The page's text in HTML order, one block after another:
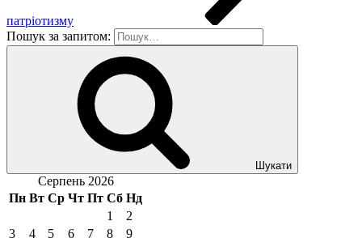
патріотизму
Пошук за запитом:
Шукати
Серпень 2026
Пн Вт Ср Чт Пт Сб Нд
1
2
3
4 5 6 7 8
9